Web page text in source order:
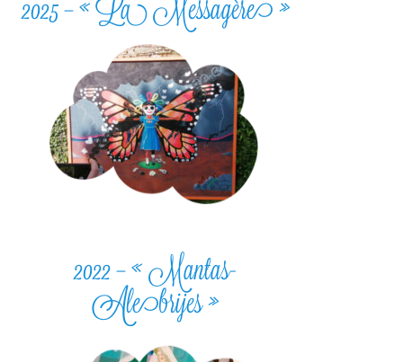
2022 – « Mantas-
Alebrijes »